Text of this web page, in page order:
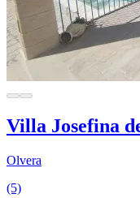
Villa Josefina
Olvera
(5)